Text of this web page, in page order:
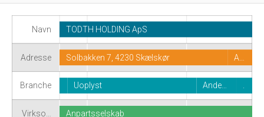
Navn
Adresse
Branche
Virkso…
TODTH HOLDING ApS
Solbakken 7, 4230 Skælskør A…
Uoplyst Ande… .
Anpartsselskab